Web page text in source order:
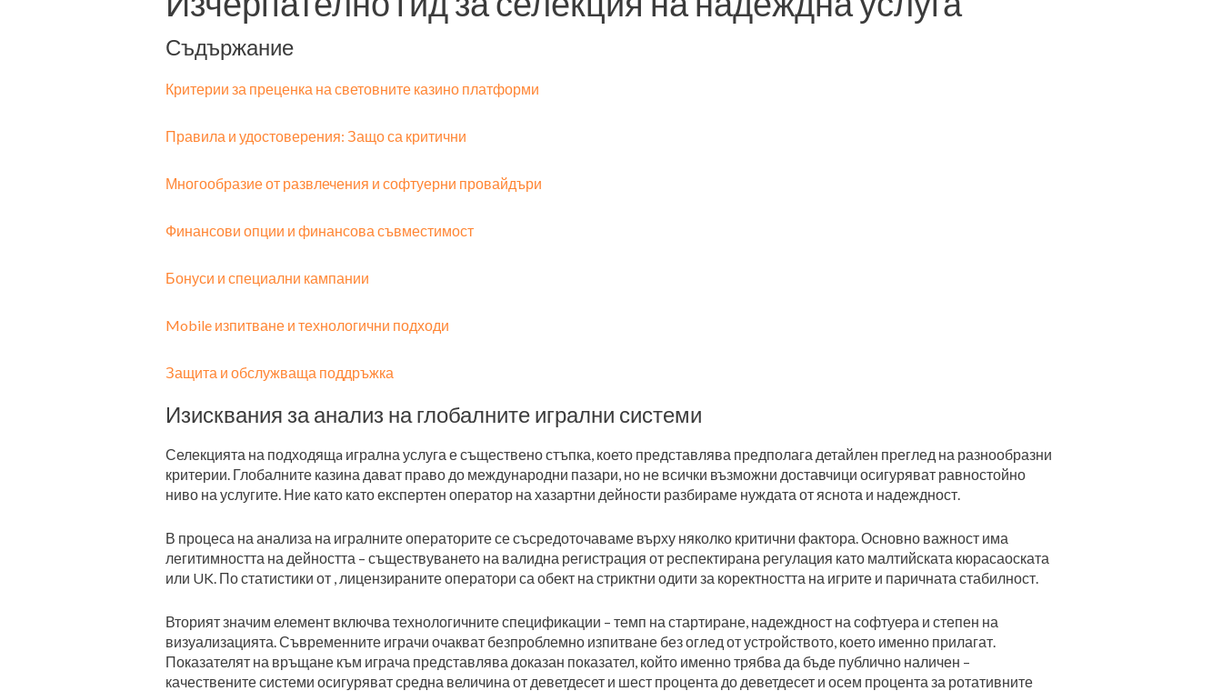
Съдържание
Критерии за преценка на световните казино платформи
Правила и удостоверения: Защо са критични
Многообразие от развлечения и софтуерни провайдъри
Финансови опции и финансова съвместимост
Бонуси и специални кампании
Mobile изпитване и технологични подходи
Защита и обслужваща поддръжка
Изисквания за анализ на глобалните игрални системи
Селекцията на подходящa игрална услуга е съществено стъпка, което представлява предполага детайлен преглед на разнообразни
критерии. Глобалните казина дават право до международни пазари, но не всички възможни доставчици осигуряват равностойно
ниво на услугите. Ние като като експертен оператор на хазартни дейности разбираме нуждата от яснота и надеждност.
В процеса на анализа на игралните операторите се съсредоточаваме върху няколко критични фактора. Основно важност има
легитимността на дейността – съществуването на валидна регистрация от респектирана регулация като малтийската кюрасаоската
или UK. По статистики от , лицензираните оператори са обект на стриктни одити за коректността на игрите и паричната стабилност.
Вторият значим елемент включва технологичните спецификации – темп на стартиране, надеждност на софтуера и степен на
визуализацията. Съвременните играчи очакват безпроблемно изпитване без оглед от устройството, което именно прилагат.
Показателят на връщане към играча представлява доказан показател, който именно трябва да бъде публично наличен –
качествените системи осигуряват средна величина от деветдесет и шест процента до деветдесет и осем процента за ротативните